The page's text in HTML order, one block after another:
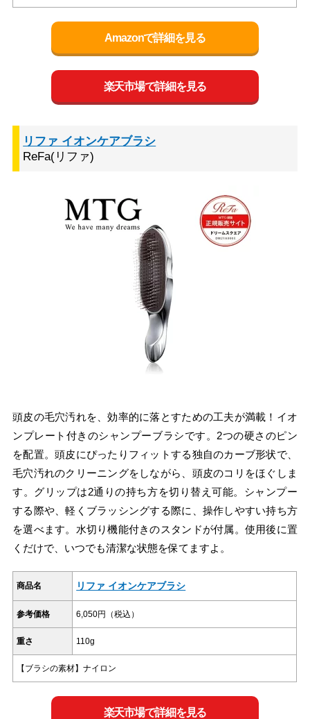
Amazonで詳細を見る
楽天市場で詳細を見る
リファ イオンケアブラシ
ReFa(リファ)
頭皮の毛穴汚れを、効率的に落とすための工夫が満載！イオ
ンプレート付きのシャンプーブラシです。2つの硬さのピン
を配置。頭皮にぴったりフィットする独自のカーブ形状で、
毛穴汚れのクリーニングをしながら、頭皮のコリをほぐしま
す。グリップは2通りの持ち方を切り替え可能。シャンプー
する際や、軽くブラッシングする際に、操作しやすい持ち方
を選べます。水切り機能付きのスタンドが付属。使用後に置
くだけで、いつでも清潔な状態を保てますよ。
商品名 リファ イオンケアブラシ
参考価格 6,050円（税込）
重さ 110g
【ブラシの素材】ナイロン
楽天市場で詳細を見る